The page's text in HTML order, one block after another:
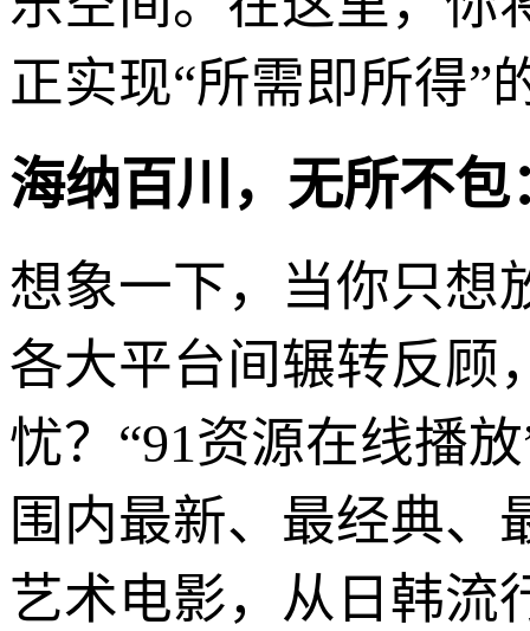
正实现“所需即所得”
海纳百川，无所不
想象一下，当你只想
各大平台间辗转反顾
忧？“91资源在线播
围内最新、最经典、
艺术电影，从日韩流